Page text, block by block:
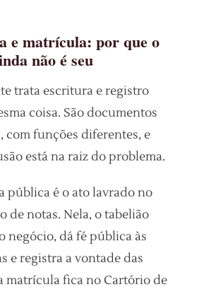
e matrícula: por que o
não é seu
trata escritura e registro
coisa. São documentos
com funções diferentes, e
está na raiz do problema.
pública é o ato lavrado no
de notas. Nela, o tabelião
negócio, dá fé pública às
e registra a vontade das
matrícula fica no Cartório de